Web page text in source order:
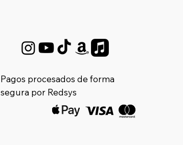
Pagos procesados de forma
segura por Redsys